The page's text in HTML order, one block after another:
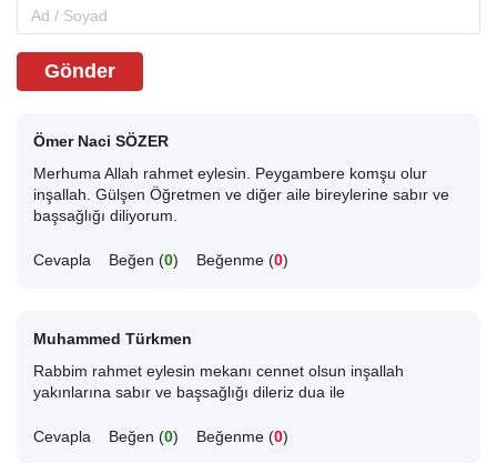
Gönder
Ömer Naci SÖZER
Merhuma Allah rahmet eylesin. Peygambere komşu olur
inşallah. Gülşen Öğretmen ve diğer aile bireylerine sabır ve
başsağlığı diliyorum.
Cevapla Beğen (0) Beğenme (0)
Muhammed Türkmen
Rabbim rahmet eylesin mekanı cennet olsun inşallah
yakınlarına sabır ve başsağlığı dileriz dua ile
Cevapla Beğen (0) Beğenme (0)